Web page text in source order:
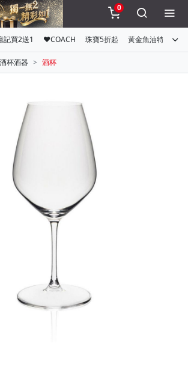
0
記買2送1 ♥COACH 珠寶5折起 黃金魚油特惠組
酒杯酒器 酒杯